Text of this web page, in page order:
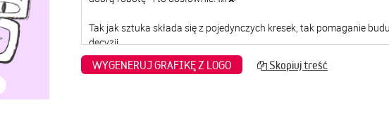
WYGENERUJ GRAFIKĘ Z LOGO Skopiuj treść